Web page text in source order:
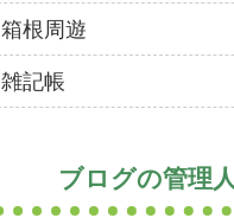
箱根周遊
雑記帳
ブログの管理人